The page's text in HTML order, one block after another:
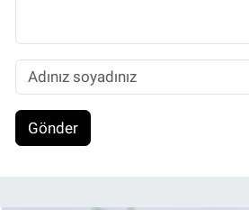
Gönder